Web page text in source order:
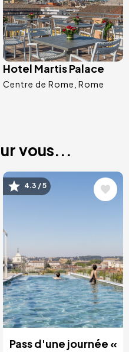
Hotel Martis Palace
Centre de Rome Rome
vous...
Image
4.3 / 5
Pass d'une journée «